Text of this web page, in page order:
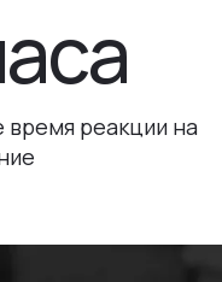
время реакции на